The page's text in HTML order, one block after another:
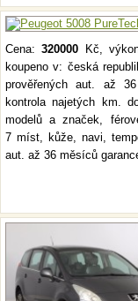
Cena:320000 Kč,
koupeno v: česká
prověřených aut. až
kontrola najetých km.
modelů a značek,
7 míst, kůže, navi,
aut. až 36 měsíců